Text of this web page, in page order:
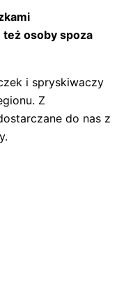
też osoby spoza
i spryskiwaczy
Z
do nas z